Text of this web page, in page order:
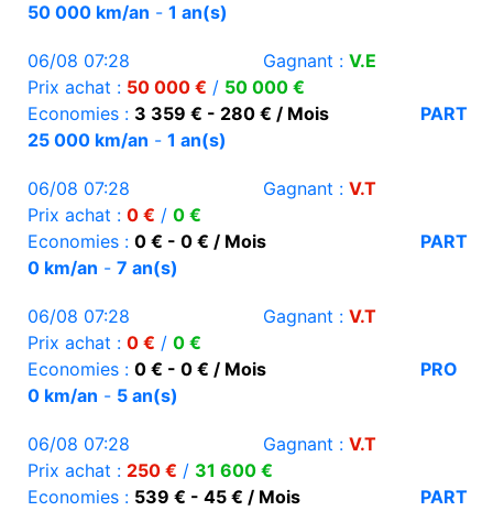
50 000 km/an - 1 an(s)
06/08 07:28 Gagnant : V.E
Prix achat : 50 000 € / 50 000 €
Economies : 3 359 € - 280 € / Mois
PART
25 000 km/an - 1 an(s)
06/08 07:28 Gagnant : V.T
Prix achat : 0 € / 0 €
Economies : 0 € - 0 € / Mois
PART
0 km/an - 7 an(s)
06/08 07:28 Gagnant : V.T
Prix achat : 0 € / 0 €
Economies : 0 € - 0 € / Mois
PRO
0 km/an - 5 an(s)
06/08 07:28 Gagnant : V.T
Prix achat : 250 € / 31 600 €
Economies : 539 € - 45 € / Mois
PART